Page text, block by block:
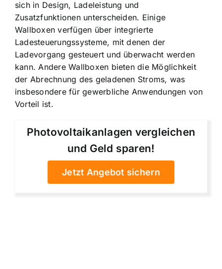
sich in Design, Ladeleistung und
Zusatzfunktionen unterscheiden. Einige
Wallboxen verfügen über integrierte
Ladesteuerungssysteme, mit denen der
Ladevorgang gesteuert und überwacht werden
kann. Andere Wallboxen bieten die Möglichkeit
der Abrechnung des geladenen Stroms, was
insbesondere für gewerbliche Anwendungen von
Vorteil ist.
Photovoltaikanlagen vergleichen
und Geld sparen!
Jetzt Angebot sichern